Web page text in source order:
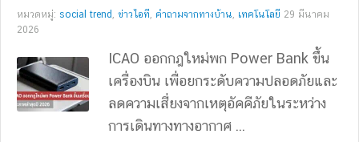
หมวดหมู่: social trend , ข่าวไอที, คำถามจากทางบ้าน, เทคโนโลยี 29 มีนาคม
2026
ICAO ออกกฎใหม่พก Power Bank ขึ้น
เครื่องบิน เพื่อยกระดับความปลอดภัยและ
ลดความเสี่ยงจากเหตุอัคคีภัยในระหว่าง
การเดินทางทางอากาศ ...